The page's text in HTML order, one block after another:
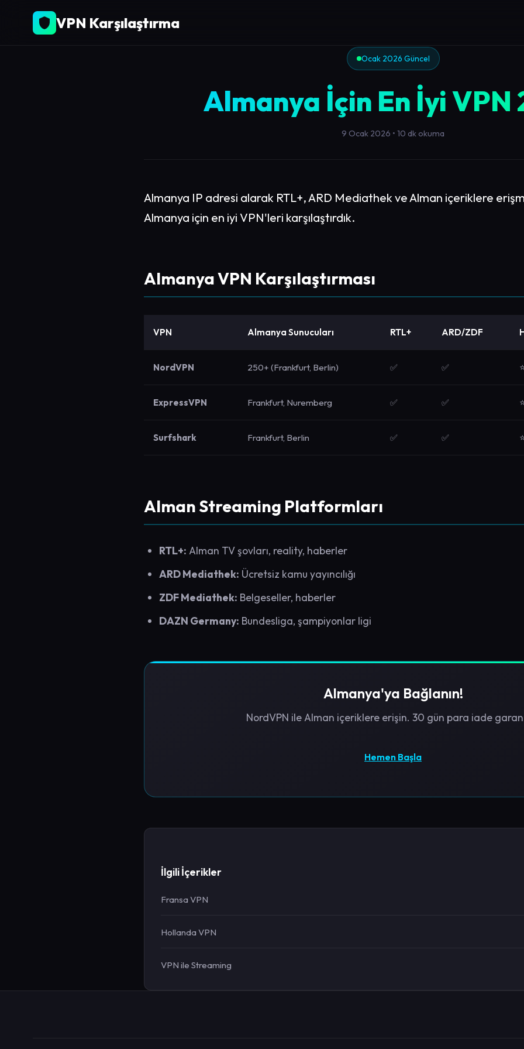
VPN Karşılaştırma
Ocak 2026 Güncel
Almanya İçin En İyi VPN
9 Ocak 2026 • 10 dk okuma
Almanya IP adresi alarak RTL+, ARD Mediathek ve Alman içeriklere
Almanya için en iyi VPN'leri karşılaştırdık.
Almanya VPN Karşılaştırması
VPN Almanya Sunucuları RTL+ ARD/ZDF
NordVPN 250+ (Frankfurt, Berlin) ✅ ✅
ExpressVPN Frankfurt, Nuremberg ✅ ✅
Surfshark Frankfurt, Berlin ✅ ✅
Alman Streaming Platformları
RTL+: Alman TV şovları, reality, haberler
ARD Mediathek: Ücretsiz kamu yayıncılığı
ZDF Mediathek: Belgeseller, haberler
DAZN Germany: Bundesliga, şampiyonlar ligi
Almanya'ya Bağlanın!
NordVPN ile Alman içeriklere erişin. 30 gün para iade
Hemen Başla
İlgili İçerikler
Fransa VPN
Hollanda VPN
VPN ile Streaming